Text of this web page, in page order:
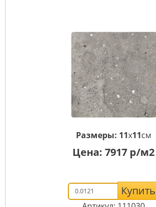
Размеры: 11x11см
Цена: 7917 р/м2
Купить